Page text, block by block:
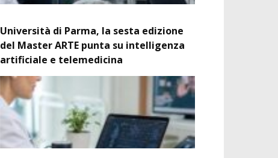
Università di Parma, la sesta edizione
del Master ARTE punta su intelligenza
artificiale e telemedicina